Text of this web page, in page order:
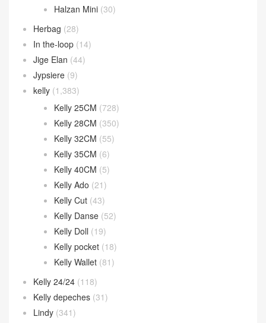
Halzan Mini (30)
Herbag (28)
In the-loop (14)
Jige Elan (44)
Jypsiere (9)
kelly (1,383)
Kelly 25CM (728)
Kelly 28CM (350)
Kelly 32CM (55)
Kelly 35CM (6)
Kelly 40CM (5)
Kelly Ado (21)
Kelly Cut (43)
Kelly Danse (52)
Kelly Doll (19)
Kelly pocket (18)
Kelly Wallet (81)
Kelly 24/24 (118)
Kelly depeches (31)
Lindy (341)